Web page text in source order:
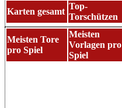
Karten gesamt
Top-
Torschützen
Meisten Tore
pro Spiel
Meisten
Vorlagen pro
Spiel